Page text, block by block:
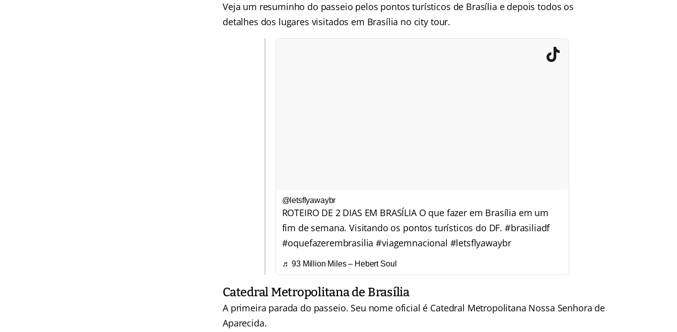
Veja um resuminho do passeio pelos pontos turísticos de Brasília e depois todos os
detalhes dos lugares visitados em Brasília no city tour.
@letsflyawaybr
ROTEIRO DE 2 DIAS EM BRASÍLIA O que fazer em Brasília em um
fim de semana. Visitando os pontos turísticos do DF.#brasiliadf
#oquefazerembrasilia #viagemnacional #letsflyawaybr
♬ 93 Million Miles – Hebert Soul
Catedral Metropolitana de Brasília
A primeira parada do passeio. Seu nome oficial é Catedral Metropolitana Nossa Senhora de
Aparecida.